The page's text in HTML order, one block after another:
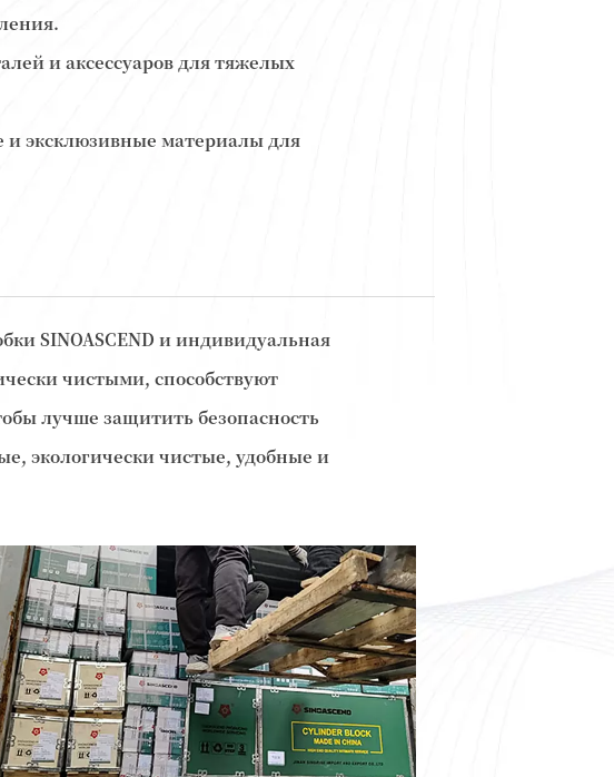
и аксессуаров для тяжелых
и эксклюзивные материалы для
SINOASCEND и индивидуальная
чистыми, способствуют
лучше защитить безопасность
экологически чистые, удобные и